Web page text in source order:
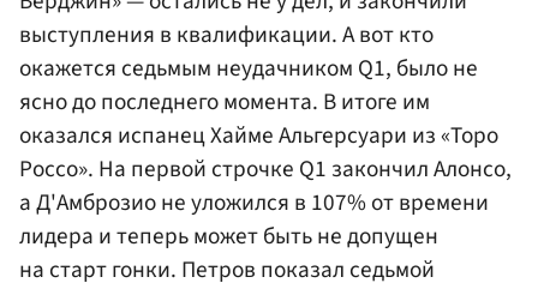
выступления в квалификации. А вот кто
окажется седьмым неудачником Q1, было не
ясно до последнего момента. В итоге им
оказался испанец Хайме Альгерсуари из «Торо
Россо». На первой строчке Q1 закончил Алонсо,
а Д'Амброзио не уложился в 107% от времени
лидера и теперь может быть не допущен
на старт гонки. Петров показал седьмой